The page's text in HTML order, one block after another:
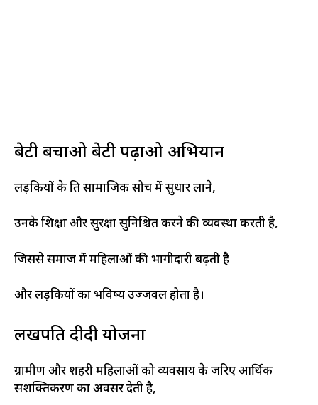
बेटी बचाओ बेटी पढ़ाओ अभियान
लड़कियों के प्रति सामाजिक सोच में सुधार लाने,
उनके शिक्षा और सुरक्षा सुनिश्चित करने की व्यवस्था करती है,
जिससे समाज में महिलाओं की भागीदारी बढ़ती है
और लड़कियों का भविष्य उज्जवल होता है।
लखपति दीदी योजना
ग्रामीण और शहरी महिलाओं को व्यवसाय के जरिए आर्थिक
सशक्तिकरण का अवसर देती है,